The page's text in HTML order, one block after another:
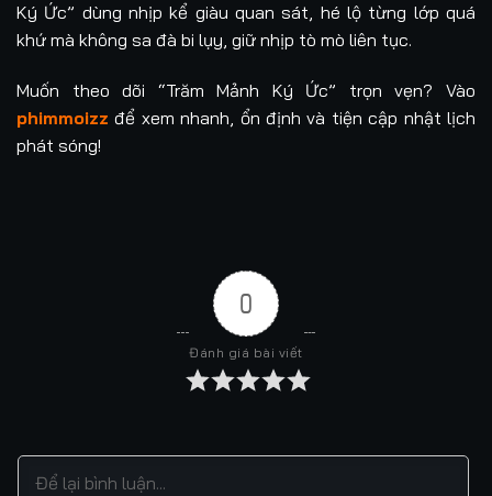
Ký Ức” dùng nhịp kể giàu quan sát, hé lộ từng lớp quá
khứ mà không sa đà bi lụy, giữ nhịp tò mò liên tục.
Muốn theo dõi “Trăm Mảnh Ký Ức” trọn vẹn? Vào
phimmoizz để xem nhanh, ổn định và tiện cập nhật lịch
phát sóng!
0
Đánh giá bài viết